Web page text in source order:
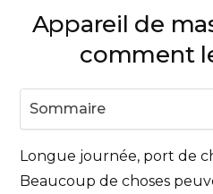
Appareil de
comment
Sommaire
Longue journée, port de
Beaucoup de choses